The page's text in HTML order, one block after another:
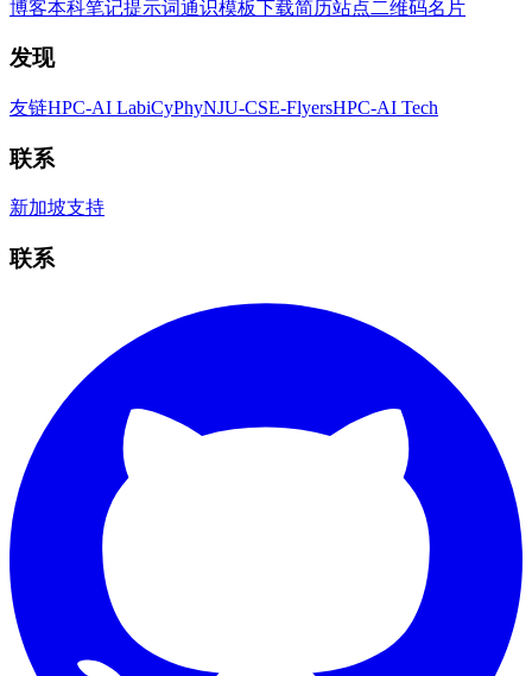
博客本科笔记提示词通识模板下载简历站点二维码名片
发现
友链HPC-AI LabiCyPhyNJU-CSE-FlyersHPC-AI Tech
联系
新加坡支持
联系